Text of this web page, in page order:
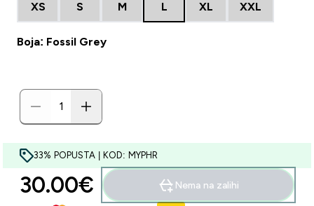
XS S M L XL XXL
Boja: Fossil Grey
33% POPUSTA | KOD: MYPHR
30.00€‎ Nema na zalihi